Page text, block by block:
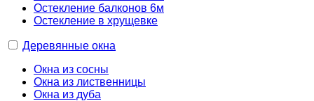
Остекление балконов 6м
Остекление в хрущевке
Деревянные окна
Окна из сосны
Окна из лиственницы
Окна из дуба